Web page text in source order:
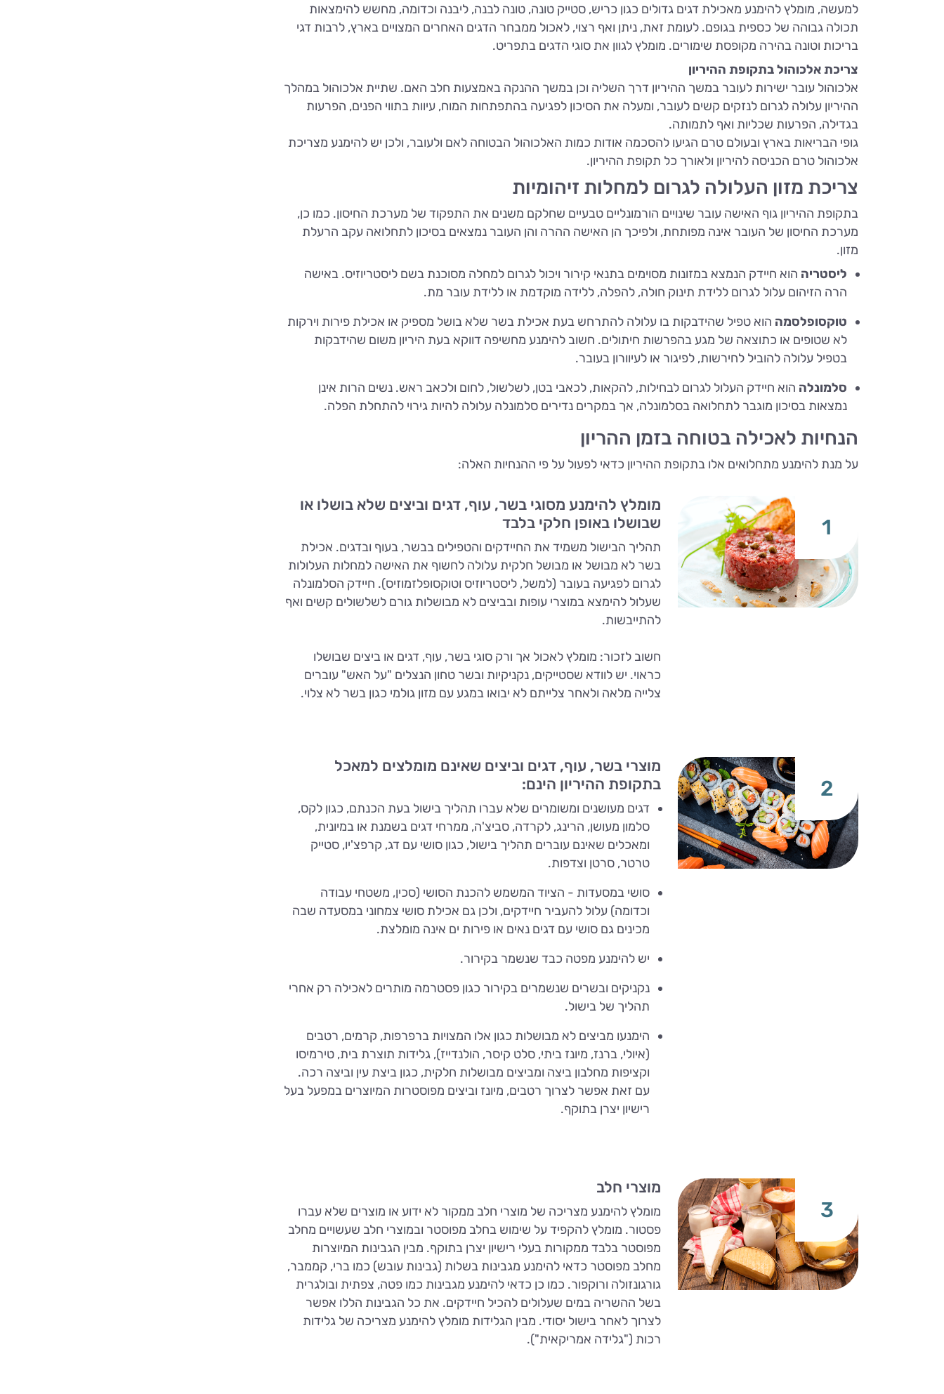
למעשה, מומלץ להימנע מאכילת דגים גדולים כגון כריש, סטייק טונה, טונה לבנה, ליבנה וכדומה, מחשש להימצאות
תכולה גבוהה של כספית בגופם. לעומת זאת, ניתן ואף רצוי, לאכול ממבחר הדגים האחרים המצויים בארץ, לרבות דגי
בריכות וטונה בהירה מקופסת שימורים. מומלץ לגוון את סוגי הדגים בתפריט.
צריכת אלכוהול בתקופת ההיריון
אלכוהול עובר ישירות לעובר במשך ההיריון דרך השליה וכן במשך ההנקה באמצעות חלב האם. שתיית אלכוהול במהלך
ההיריון עלולה לגרום לנזקים קשים לעובר, ומעלה את הסיכון לפגיעה בהתפתחות המוח, עיוות בתווי הפנים, הפרעות
בגדילה, הפרעות שכליות ואף לתמותה.
גופי הבריאות בארץ ובעולם טרם הגיעו להסכמה אודות כמות האלכוהול הבטוחה לאם ולעובר, ולכן יש להימנע מצריכת
אלכוהול טרם הכניסה להיריון ולאורך כל תקופת ההיריון.
צריכת מזון העלולה לגרום למחלות זיהומיות
בתקופת ההיריון גוף האישה עובר שינויים הורמונליים טבעיים שחלקם משנים את התפקוד של מערכת החיסון. כמו כן,
מערכת החיסון של העובר אינה מפותחת, ולפיכך הן האישה ההרה והן העובר נמצאים בסיכון לתחלואה עקב הרעלת
מזון.
ליסטריה הוא חיידק הנמצא במזונות מסוימים בתנאי קירור ויכול לגרום למחלה מסוכנת בשם ליסטריוזיס. באישה
הרה הזיהום עלול לגרום ללידת תינוק חולה, להפלה, ללידה מוקדמת או ללידת עובר מת.
טוקסופלסמה הוא טפיל שהידבקות בו עלולה להתרחש בעת אכילת בשר שלא בושל מספיק או אכילת פירות וירקות
לא שטופים או כתוצאה של מגע בהפרשות חיתולים. חשוב להימנע מחשיפה דווקא בעת היריון משום שהידבקות
בטפיל עלולה להוביל לחירשות, לפיגור או לעיוורון בעובר.
סלמונלה הוא חיידק העלול לגרום לבחילות, להקאות, לכאבי בטן, לשלשול, לחום ולכאב ראש. נשים הרות אינן
נמצאות בסיכון מוגבר לתחלואה בסלמונלה, אך במקרים נדירים סלמונלה עלולה להיות גירוי להתחלת הפלה.
הנחיות לאכילה בטוחה בזמן ההריון
על מנת להימנע מתחלואים אלו בתקופת ההיריון כדאי לפעול על פי ההנחיות האלה:
1
מומלץ להימנע מסוגי בשר, עוף, דגים וביצים שלא בושלו או
שבושלו באופן חלקי בלבד
תהליך הבישול משמיד את החיידקים והטפילים בבשר, בעוף ובדגים. אכילת
בשר לא מבושל או מבושל חלקית עלולה לחשוף את האישה למחלות העלולות
לגרום לפגיעה בעובר (למשל, ליסטריוזיס וטוקסופלזמוזיס). חיידק הסלמונלה
שעלול להימצא במוצרי עופות ובביצים לא מבושלות גורם לשלשולים קשים ואף
להתייבשות.
חשוב לזכור: מומלץ לאכול אך ורק סוגי בשר, עוף, דגים או ביצים שבושלו
כראוי. יש לוודא שסטייקים, נקניקיות ובשר טחון הנצלים "על האש" עוברים
צלייה מלאה ולאחר צלייתם לא יבואו במגע עם מזון גולמי כגון בשר לא צלוי.
2
מוצרי בשר, עוף, דגים וביצים שאינם מומלצים למאכל
בתקופת ההיריון הינם:
דגים מעושנים ומשומרים שלא עברו תהליך בישול בעת הכנתם, כגון לקס,
סלמון מעושן, הרינג, לקרדה, סביצ'ה, ממרחי דגים בשמנת או במיונית,
ומאכלים שאינם עוברים תהליך בישול, כגון סושי עם דג, קרפצ'יו, סטייק
טרטר, סרטן וצדפות.
סושי במסעדות - הציוד המשמש להכנת הסושי (סכין, משטחי עבודה
וכדומה) עלול להעביר חיידקים, ולכן גם אכילת סושי צמחוני במסעדה שבה
מכינים גם סושי עם דגים נאים או פירות ים אינה מומלצת.
יש להימנע מפטה כבד שנשמר בקירור.
נקניקים ובשרים שנשמרים בקירור כגון פסטרמה מותרים לאכילה רק אחרי
תהליך של בישול.
הימנעו מביצים לא מבושלות כגון אלו המצויות ברפרפות, קרמים, רטבים
(איולי, ברנז, מיונז ביתי, סלט קיסר, הולנדייז), גלידות תוצרת בית, טירמיסו
וקציפות מחלבון ביצה ומביצים מבושלות חלקית, כגון ביצת עין וביצה רכה.
עם זאת אפשר לצרוך רטבים, מיונז וביצים מפוסטרות המיוצרים במפעל בעל
רישיון יצרן בתוקף.
3
מוצרי חלב
מומלץ להימנע מצריכה של מוצרי חלב ממקור לא ידוע או מוצרים שלא עברו
פסטור. מומלץ להקפיד על שימוש בחלב מפוסטר ובמוצרי חלב שעשויים מחלב
מפוסטר בלבד ממקורות בעלי רישיון יצרן בתוקף. מבין הגבינות המיוצרות
מחלב מפוסטר כדאי להימנע מגבינות בשלות (גבינות עובש) כמו ברי, קממבר,
גורגונזולה ורוקפור. כמו כן כדאי להימנע מגבינות כמו פטה, צפתית ובולגרית
בשל ההשריה במים שעלולים להכיל חיידקים. את כל הגבינות הללו אפשר
לצרוך לאחר בישול יסודי. מבין הגלידות מומלץ להימנע מצריכה של גלידות
רכות ("גלידה אמריקאית").